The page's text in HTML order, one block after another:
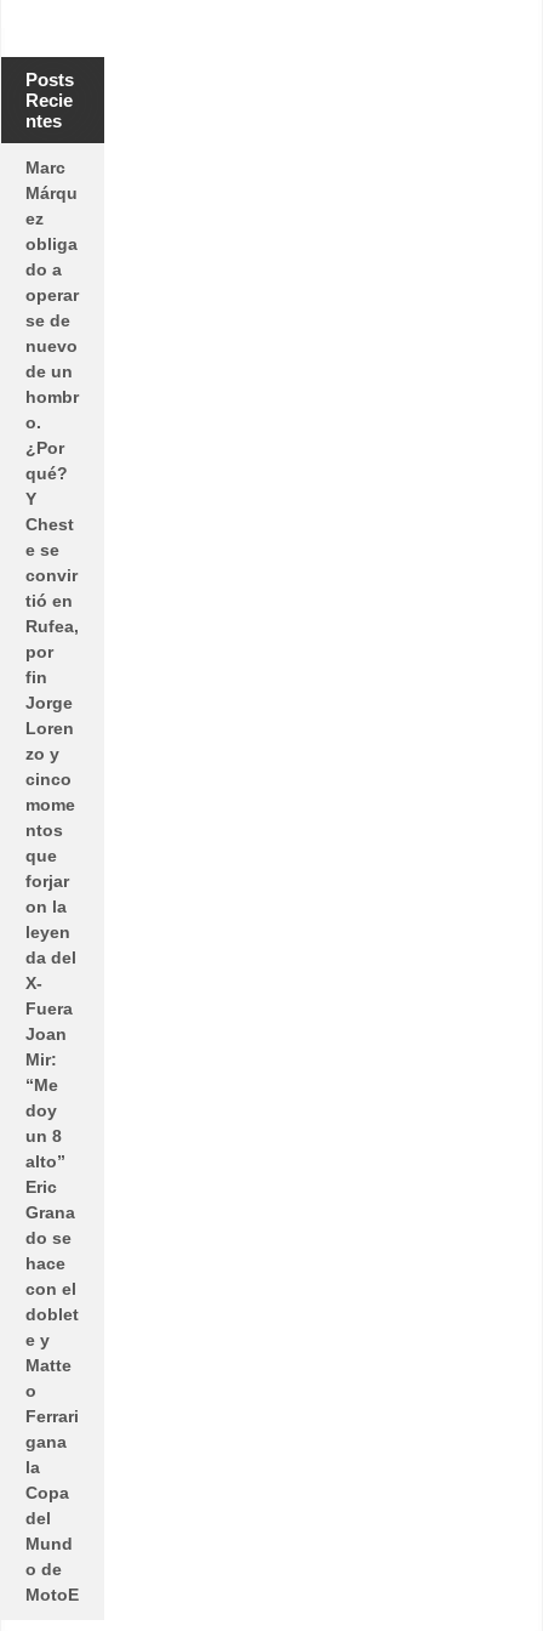
Posts
Recie
ntes
Marc
Márqu
ez
obliga
do a
operar
se de
nuevo
de un
hombr
o.
¿Por
qué?
Y
Chest
e se
convir
tió en
Rufea,
por
fin
Jorge
Loren
zo y
cinco
mome
ntos
que
forjar
on la
leyen
da del
X-
Fuera
Joan
Mir:
“Me
doy
un 8
alto”
Eric
Grana
do se
hace
con el
doblet
e y
Matte
o
Ferrari
gana
la
Copa
del
Mund
o de
MotoE